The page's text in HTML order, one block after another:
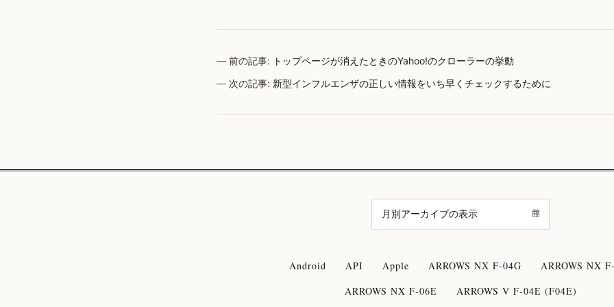
前の記事: トップページが消えたときのYahoo!のクローラーの挙動
次の記事: 新型インフルエンザの正しい情報をいち早くチェックするために
Android API Apple ARROWS NX F-04G
ARROWS NX
ARROWS NX F-06E
ARROWS V F-04E (F04E)